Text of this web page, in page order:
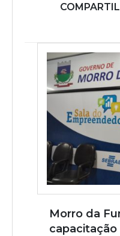
Morro da